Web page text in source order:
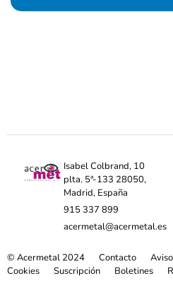
Isabel Colbrand, 10
plta. 5ª-133 28050,
Madrid, España
915 337 899
acermetal@acermetal.es
© Acermetal 2024 Contacto
Cookies
Suscripción Boletines